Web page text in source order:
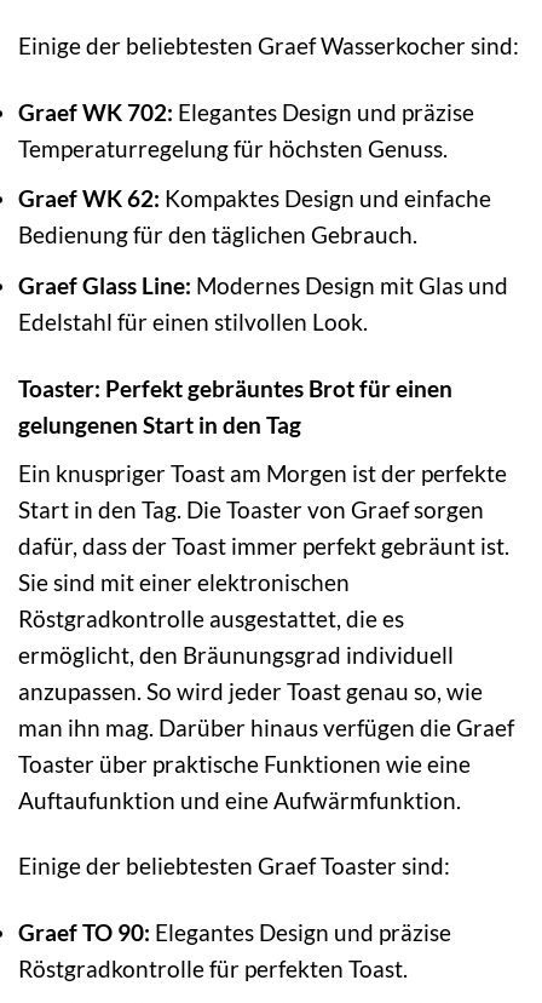
Einige der beliebtesten Graef Wasserkocher sind:
Graef WK 702: Elegantes Design und präzise
Temperaturregelung für höchsten Genuss.
Graef WK 62: Kompaktes Design und einfache
Bedienung für den täglichen Gebrauch.
Graef Glass Line: Modernes Design mit Glas und
Edelstahl für einen stilvollen Look.
Toaster: Perfekt gebräuntes Brot für einen
gelungenen Start in den Tag
Ein knuspriger Toast am Morgen ist der perfekte
Start in den Tag. Die Toaster von Graef sorgen
dafür, dass der Toast immer perfekt gebräunt ist.
Sie sind mit einer elektronischen
Röstgradkontrolle ausgestattet, die es
ermöglicht, den Bräunungsgrad individuell
anzupassen. So wird jeder Toast genau so, wie
man ihn mag. Darüber hinaus verfügen die Graef
Toaster über praktische Funktionen wie eine
Auftaufunktion und eine Aufwärmfunktion.
Einige der beliebtesten Graef Toaster sind:
Graef TO 90: Elegantes Design und präzise
Röstgradkontrolle für perfekten Toast.